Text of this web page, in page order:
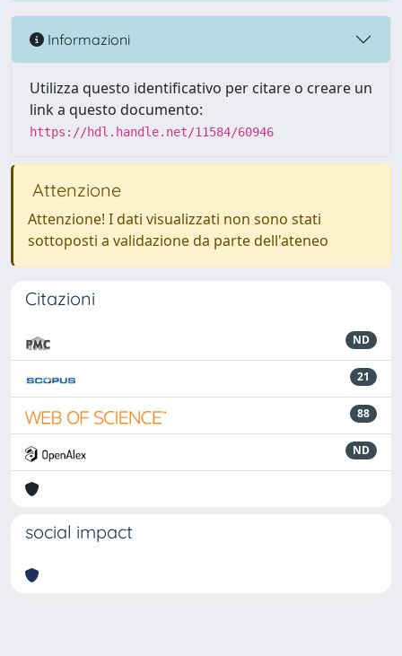
Informazioni
Utilizza questo identificativo per citare o creare un
link a questo documento:
https://hdl.handle.net/11584/60946
Attenzione
Attenzione! I dati visualizzati non sono stati
sottoposti a validazione da parte dell'ateneo
Citazioni
ND
21
88
ND
social impact